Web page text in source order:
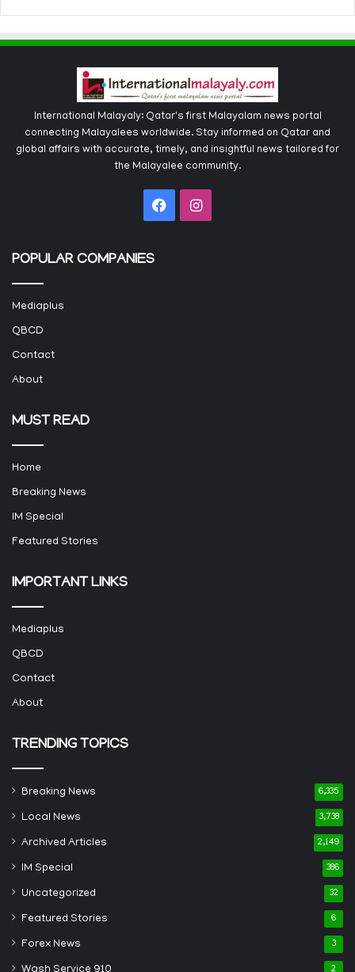
International Malayaly: Qatar's first Malayalam news portal
connecting Malayalees worldwide. Stay informed on Qatar and
global affairs with accurate, timely, and insightful news tailored for
the Malayalee community.
FacebookInstagram
POPULAR COMPANIES
Mediaplus
QBCD
Contact
About
MUST READ
Home
Breaking News
IM Special
Featured Stories
IMPORTANT LINKS
Mediaplus
QBCD
Contact
About
TRENDING TOPICS
Breaking News 6,335
Local News 3,738
Archived Articles 2,149
IM Special 386
Uncategorized 32
Featured Stories 6
Forex News 3
2